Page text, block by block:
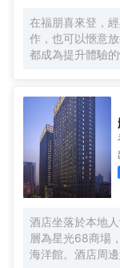
在福朋喜來登，
作，也可以愜意
都成為提升體驗
酒店坐落於本地
層為星光68商場
海洋館。酒店周